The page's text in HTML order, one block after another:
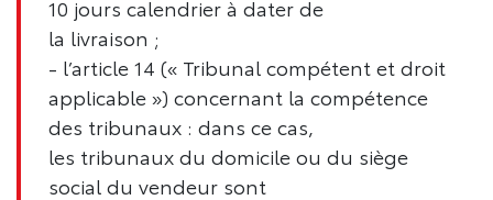
10 jours calendrier à dater de
la livraison ;
- l’article 14 (« Tribunal compétent et droit
applicable ») concernant la compétence
des tribunaux : dans ce cas,
les tribunaux du domicile ou du siège
social du vendeur sont